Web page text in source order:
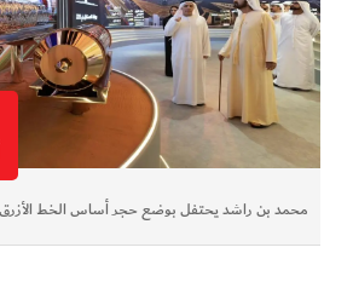
محمد بن راشد يحتفل بوضع حجر أساس الخط الأزرق لمترو دبي